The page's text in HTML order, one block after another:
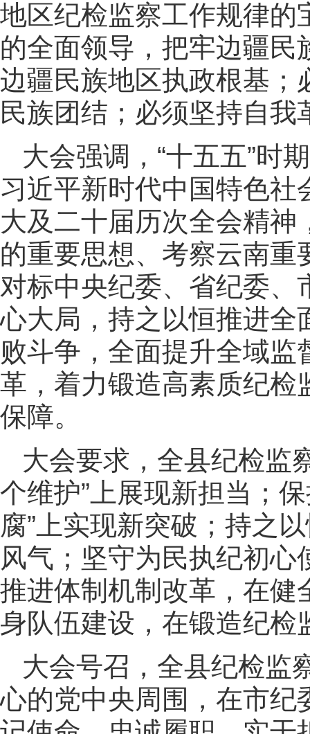
地区纪检监察工作规律的
的全面领导，把牢边疆
边疆民族地区执政根基；
民族团结；必须坚持自
大会强调，“十五五”时
习近平新时代中国特色
大及二十届历次全会精
的重要思想、考察云南
对标中央纪委、省纪委
心大局，持之以恒推进全
败斗争，全面提升全域
革，着力锻造高素质纪检
保障。
大会要求，全县纪检监
个维护”上展现新担当；
腐”上实现新突破；持之
风气；坚守为民执纪初
推进体制机制改革，在健
身队伍建设，在锻造纪检
大会号召，全县纪检监
心的党中央周围，在市纪